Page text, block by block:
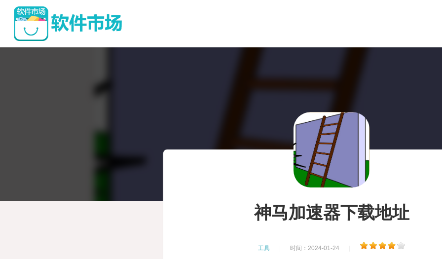
神马加速器下载地址
工具 时间：2024-01-24